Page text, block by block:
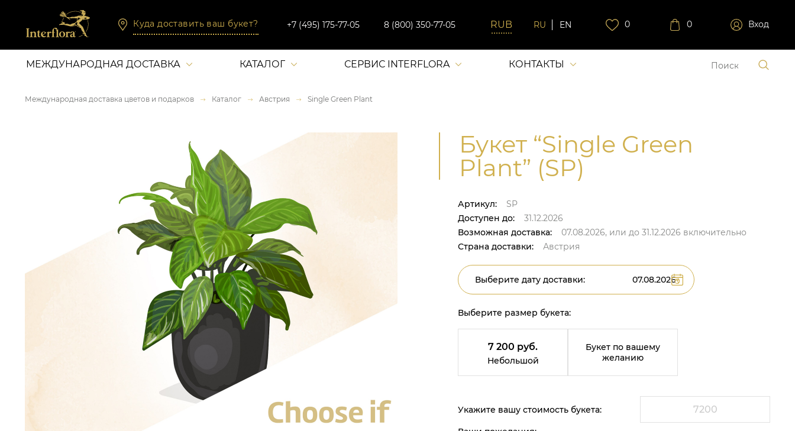
Куда доставить ваш букет? +7 (495) 175-77-05 8 (800) 350-77-05 RU EN 0 0 Вход
МЕЖДУНАРОДНАЯ ДОСТАВКА КАТАЛОГ СЕРВИС INTERFLORA КОНТАКТЫ
Международная доставка цветов и подарков Каталог Австрия Single Green Plant
Букет “Single Green
Plant” (SP)
Артикул:
SP
Доступен до:
31.12.2026
Возможная доставка:
07.08.2026, или до 31.12.2026 включительно
Страна доставки:
Австрия
Выберите дату доставки:
Выберите размер букета:
7 200 руб.
Небольшой
Букет по вашему
желанию
Укажите вашу стоимость букета: